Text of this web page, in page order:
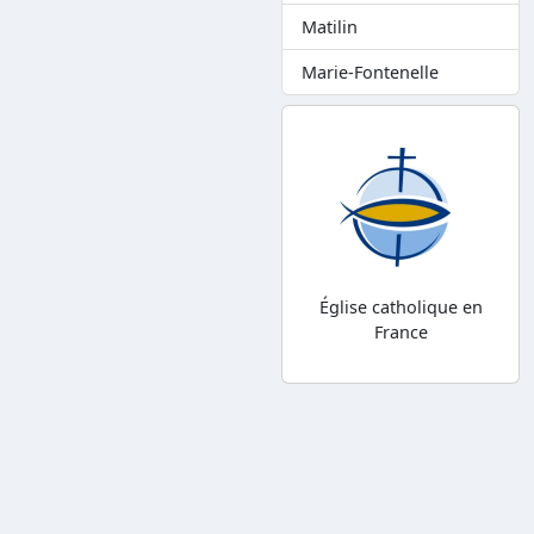
Matilin
Marie-Fontenelle
Église catholique en
France